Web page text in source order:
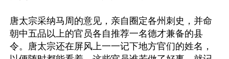
唐太宗采纳马周的意见，亲自圈定各州刺史，并命
朝中五品以上的官员各自推荐一名德才兼备的县
令。唐太宗还在屏风上一一记下地方官们的姓名，